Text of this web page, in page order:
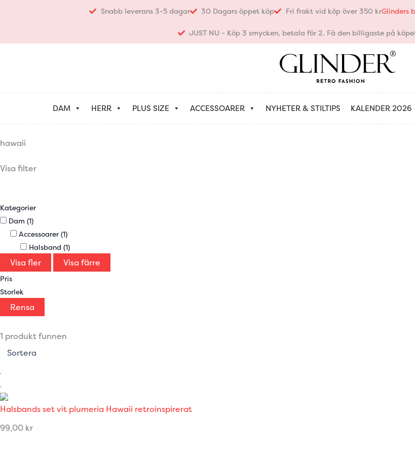
Snabb leverans 3-5 dagar 30 Dagars öppet köp Fri frakt vid köp över 350 krGlinders
JUST NU - Köp 3 smycken, betala för 2. Få den billigaste på
DAM HERR PLUS SIZE ACCESSOARER NYHETER & STILTIPS KALENDER 2026
hawaii
Visa filter
Kategorier
Dam (1)
Accessoarer (1)
Halsband (1)
Visa fler Visa färre
Pris
Storlek
Rensa
1 produkt funnen
Halsbands set vit plumeria Hawaii retroinspirerat
99,00 kr